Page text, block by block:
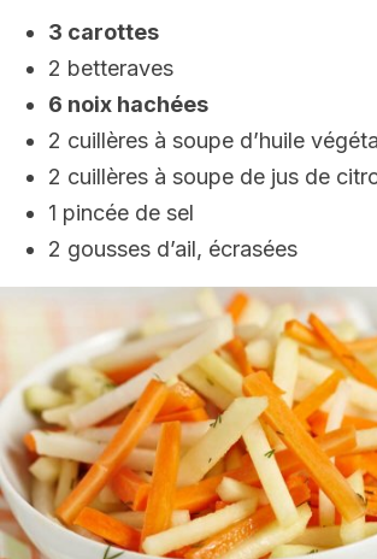
3 carottes
2 betteraves
6 noix hachées
2 cuillères à soupe d’huile
2 cuillères à soupe de jus de
1 pincée de sel
2 gousses d’ail, écrasées